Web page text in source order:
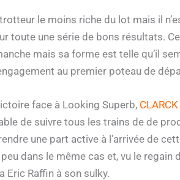
le moins riche du lot mais il
toute une série de bons résultats.
mais sa forme est telle qu’il
au premier poteau de
face à Looking Superb,
de suivre tous les trains de de
une part active à l’arrivée de
dans le même cas et, vu le regain
Eric Raffin à son sulky.